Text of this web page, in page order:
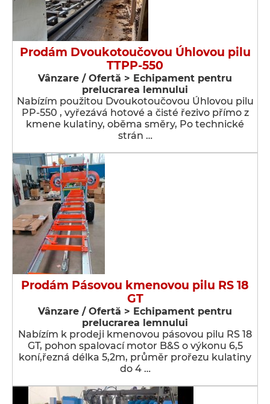
Prodám Dvoukotoučovou Úhlovou pilu
TTPP-550
Vânzare / Ofertă > Echipament pentru
prelucrarea lemnului
Nabízím použitou Dvoukotoučovou Úhlovou pilu
PP-550 , vyřezává hotové a čisté řezivo přímo z
kmene kulatiny, oběma směry, Po technické
strán …
Prodám Pásovou kmenovou pilu RS 18
GT
Vânzare / Ofertă > Echipament pentru
prelucrarea lemnului
Nabízím k prodeji kmenovou pásovou pilu RS 18
GT, pohon spalovací motor B&S o výkonu 6,5
koní,řezná délka 5,2m, průměr prořezu kulatiny
do 4 …